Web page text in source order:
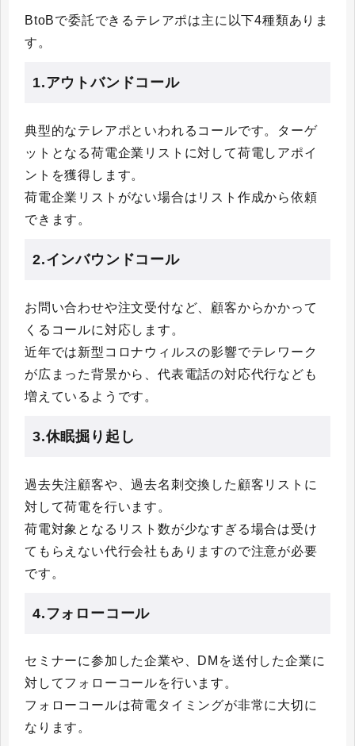
BtoBで委託できるテレアポは主に以下4種類ありま
す。
1.アウトバンドコール
典型的なテレアポといわれるコールです。ターゲ
ットとなる荷電企業リストに対して荷電しアポイ
ントを獲得します。
荷電企業リストがない場合はリスト作成から依頼
できます。
2.インバウンドコール
お問い合わせや注文受付など、顧客からかかって
くるコールに対応します。
近年では新型コロナウィルスの影響でテレワーク
が広まった背景から、代表電話の対応代行なども
増えているようです。
3.休眠掘り起し
過去失注顧客や、過去名刺交換した顧客リストに
対して荷電を行います。
荷電対象となるリスト数が少なすぎる場合は受け
てもらえない代行会社もありますので注意が必要
です。
4.フォローコール
セミナーに参加した企業や、DMを送付した企業に
対してフォローコールを行います。
フォローコールは荷電タイミングが非常に大切に
なります。